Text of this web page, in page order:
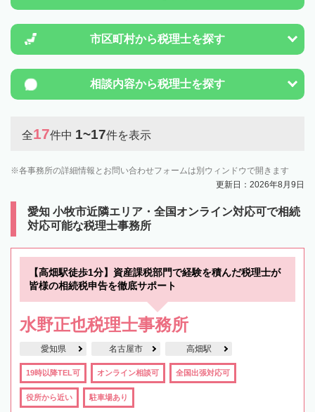
市区町村から税理士を探す
相談内容から税理士を探す
全17件中 1~17件を表示
各事務所の詳細情報とお問い合わせフォームは別ウィンドウで開きます
更新日：2026年8月9日
愛知 小牧市近隣エリア・全国オンライン対応可で相続
対応可能な税理士事務所
【高畑駅徒歩1分】資産課税部門で経験を積んだ税理士が
皆様の相続税申告を徹底サポート
水野正也税理士事務所
愛知県 名古屋市 高畑駅
19時以降TEL可 オンライン相談可 全国出張対応可
役所から近い 駐車場あり